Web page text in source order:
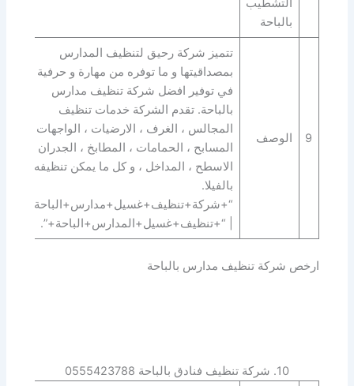
التشطيب
بالباحة
9 الوصف
تتميز شركة رحيق لتنظيف المدارس
بمصداقيتها و ما توفره من مهارة و حرفية
في توفير افضل شركة تنظيف مدارس
بالباحة. تقدم الشركة خدمات تنظيف
المجالس ، الغرف ، الارضيات ، الواجهات ،
المسابح ، الحمامات ، المطابخ ، الجدران ،
الاسطح ، المداخل ، و كل ما يمكن تنظيفه
بالفيلا.
“+شركة+تنظيف+غسيل+مدارس+الباحة+”
| “+تنظيف+غسيل+المدارس+الباحة+”.
ارخص شركة تنظيف مدارس بالباحة
10. شركة تنظيف فنادق بالباحة 0555423788